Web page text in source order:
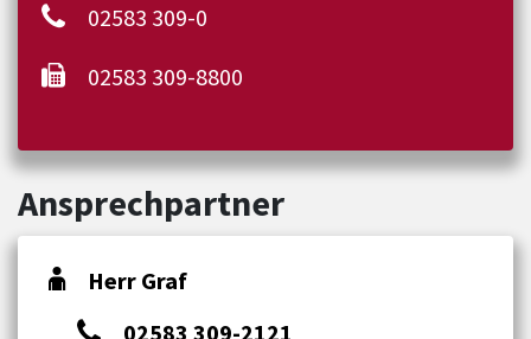
02583 309-0
02583 309-8800
Ansprechpartner
Herr Graf
02583 309-2121